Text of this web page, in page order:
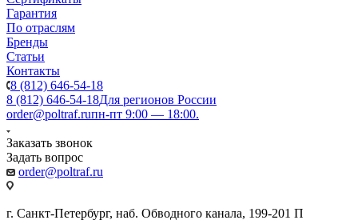
Гарантия
По отраслям
Бренды
Статьи
Контакты
8 (812) 646-54-18
8 (812) 646-54-18Для регионов России
order@poltraf.ruпн-пт 9:00 — 18:00.
Заказать звонок
Задать вопрос
order@poltraf.ru
г. Санкт-Петербург, наб. Обводного канала, 199-201 П